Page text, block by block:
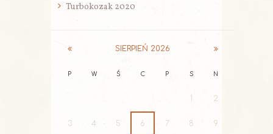
Turbokozak 2020
SIERPIEŃ 2026
P W Ś C P S N
2
3 4 5 6 7 8 9